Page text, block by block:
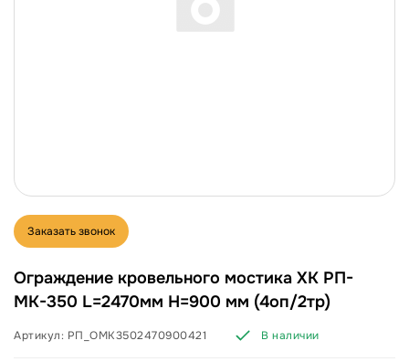
Заказать звонок
Ограждение кровельного мостика ХК РП-
МК-350 L=2470мм H=900 мм (4оп/2тр)
Артикул: РП_ОМК3502470900421 В наличии